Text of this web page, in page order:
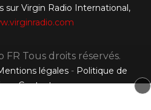
sur Virgin Radio International,
FR Tous droits réservés.
légales - Politique de
-Contact